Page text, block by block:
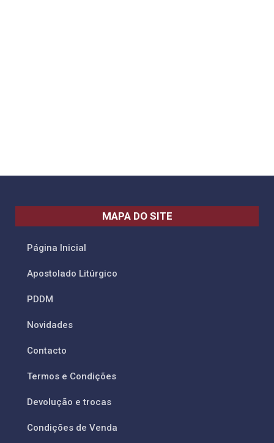
MAPA DO SITE
Página Inicial
Apostolado Litúrgico
PDDM
Novidades
Contacto
Termos e Condições
Devolução e trocas
Condições de Venda